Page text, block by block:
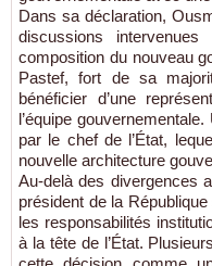
Dans sa déclaration,
discussions
composition du nouveau
Pastef, fort de sa
bénéficier d’une
l’équipe
par le chef de l’État,
nouvelle architecture
Au-delà des divergences
président de la
les responsabilités
à la tête de l’État.